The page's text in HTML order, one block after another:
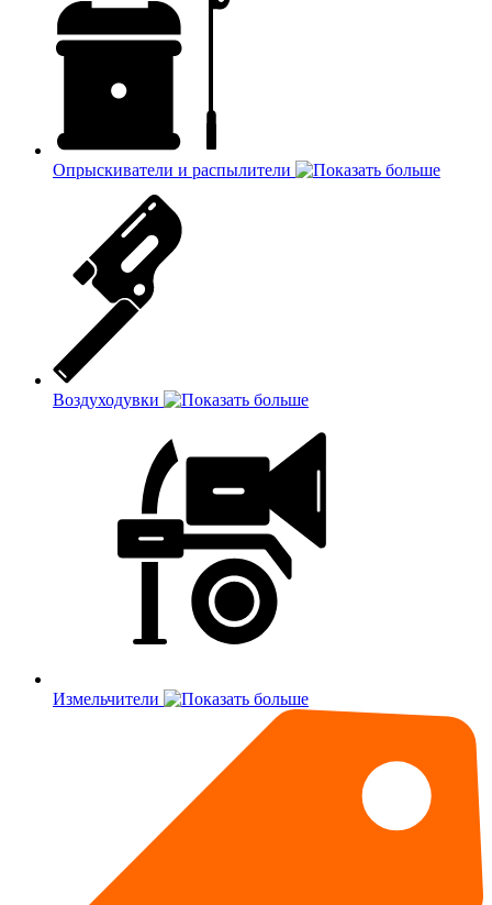
Опрыскиватели и распылители
Воздуходувки
Измельчители